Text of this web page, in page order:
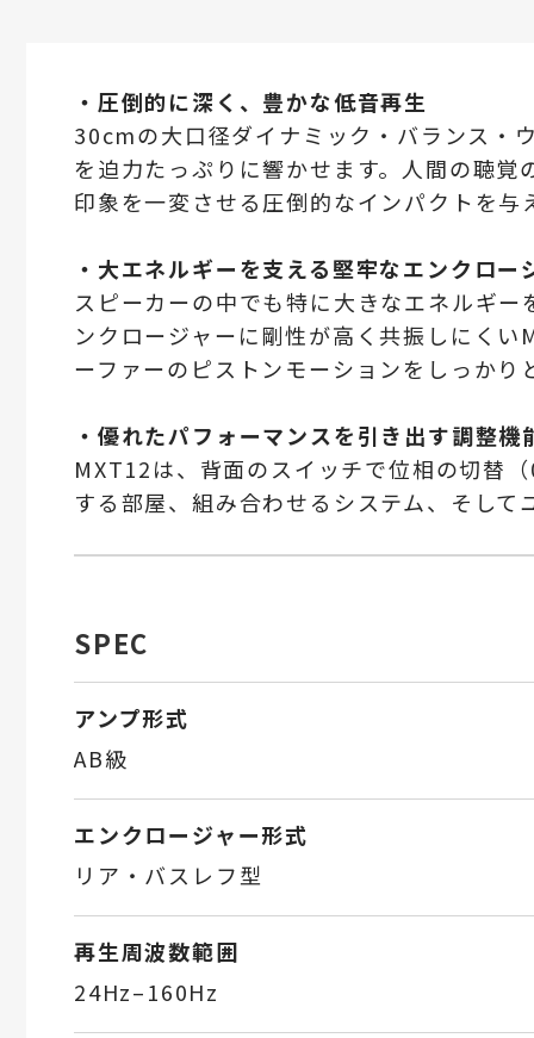
・圧倒的に深く、豊かな低音再生
30cmの大口径ダイナミック・バランス・
を迫力たっぷりに響かせます。人間の聴
印象を一変させる圧倒的なインパクトを与
・大エネルギーを支える堅牢なエンクロー
スピーカーの中でも特に大きなエネルギ
ンクロージャーに剛性が高く共振しにく
ーファーのピストンモーションをしっかり
・優れたパフォーマンスを引き出す調整機
MXT12は、背面のスイッチで位相の切替
する部屋、組み合わせるシステム、そし
SPEC
アンプ形式
AB級
エンクロージャー形式
リア・バスレフ型
再生周波数範囲
24Hz–160Hz